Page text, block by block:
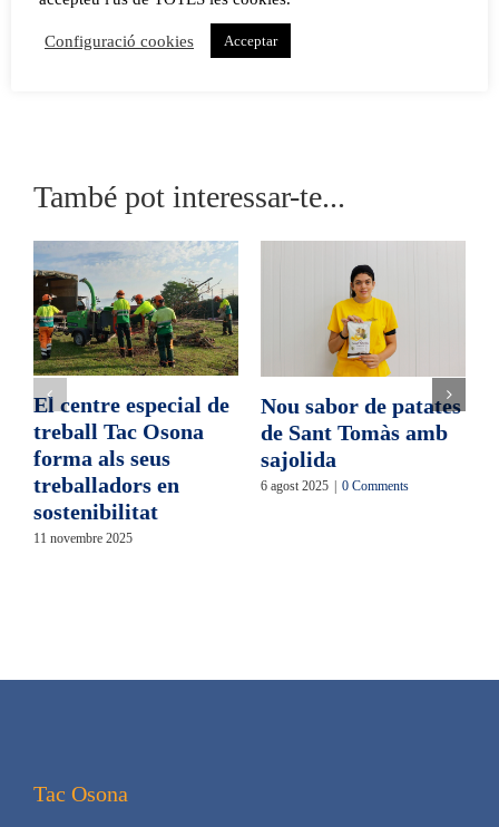
Espanyola d’Economia Social (CEPES) amb el Fons Social
Europeu i de la Fundación ONCE.
També pot interessar-te...
El centre especial de
treball Tac Osona
forma als seus
treballadors en
sostenibilitat
11 novembre 2025
Nou sabor de patates
de Sant Tomàs amb
sajolida
6 agost 2025 | 0 Comments
Tac Osona
Configuració cookies Acceptar